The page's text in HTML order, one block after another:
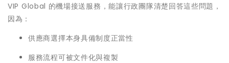
VIP Global 的機場接送服務，能讓行政團隊清楚回答這些問題，
因為：
供應商選擇本身具備制度正當性
服務流程可被文件化與複製